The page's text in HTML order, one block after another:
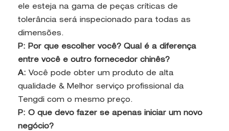
ele esteja na gama de peças críticas de
tolerância será inspecionado para todas as
dimensões.
P: Por que escolher você? Qual é a diferença
entre você e outro fornecedor chinês?
A: Você pode obter um produto de alta
qualidade & Melhor serviço profissional da
Tengdi com o mesmo preço.
P: O que devo fazer se apenas iniciar um novo
negócio?